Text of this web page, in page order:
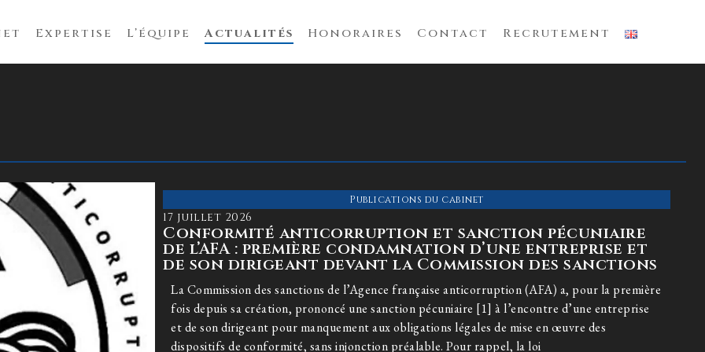
Expertise L’équipe Actualités Honoraires Contact Recrutement
Publications du cabinet
17 juillet 2026
Conformité anticorruption et sanction pécuniaire
de l’AFA : première condamnation d’une entreprise et
de son dirigeant devant la Commission des sanctions
La Commission des sanctions de l’Agence française anticorruption (AFA) a, pour la première
fois depuis sa création, prononcé une sanction pécuniaire [1] à l’encontre d’une entreprise
et de son dirigeant pour manquement aux obligations légales de mise en œuvre des
dispositifs de conformité, sans injonction préalable. Pour rappel, la loi